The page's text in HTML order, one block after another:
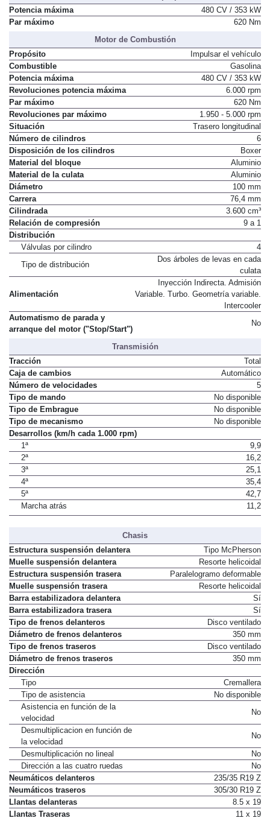
Resumen del sistema de propulsión
Potencia máxima
480 CV / 353 kW
Motor de Combustión
Propósito
Impulsar el vehículo
Combustible
Gasolina
Potencia máxima
480 CV / 353 kW
Revoluciones potencia máxima
6.000 rpm
Par máximo
620 Nm
Revoluciones par máximo
1.950 - 5.000 rpm
Situación
Trasero longitudinal
Número de cilindros
6
Disposición de los cilindros
Boxer
Material del bloque
Aluminio
Material de la culata
Aluminio
Diámetro
100 mm
Carrera
76,4 mm
Cilindrada
3.600 cm³
Relación de compresión
Distribución
4
Tipo de distribución
Dos árboles de levas en cada
culata
Inyección Indirecta. Admisión
Variable. Turbo. Geometría variable.
Automatismo de parada y
Transmisión
Tracción
Total
Caja de cambios
Automático
Número de velocidades
5
Tipo de mando
No disponible
Tipo de Embrague
No disponible
Tipo de mecanismo
Desarrollos (km/h cada 1.000 rpm)
1ª
9,9
2ª
16,2
3ª
25,1
4ª
35,4
5ª
42,7
Marcha atrás
11,2
Chasis
Estructura suspensión delantera
Tipo McPherson
Muelle suspensión delantera
Resorte helicoidal
Estructura suspensión trasera
Paralelogramo deformable
Muelle suspensión trasera
Resorte helicoidal
Barra estabilizadora delantera
Sí
Barra estabilizadora trasera
Sí
Tipo de frenos delanteros
Disco ventilado
Diámetro de frenos delanteros
350 mm
Tipo de frenos traseros
Disco ventilado
Diámetro de frenos traseros
Dirección
Tipo
Cremallera
Tipo de asistencia
Asistencia en función de la
velocidad
No
Desmultiplicacion en función de
la velocidad
No
Desmultiplicación no lineal
No
Dirección a las cuatro ruedas
No
Neumáticos delanteros
235/35 R19 Z
Neumáticos traseros
305/30 R19 Z
Llantas delanteras
8.5 x 19